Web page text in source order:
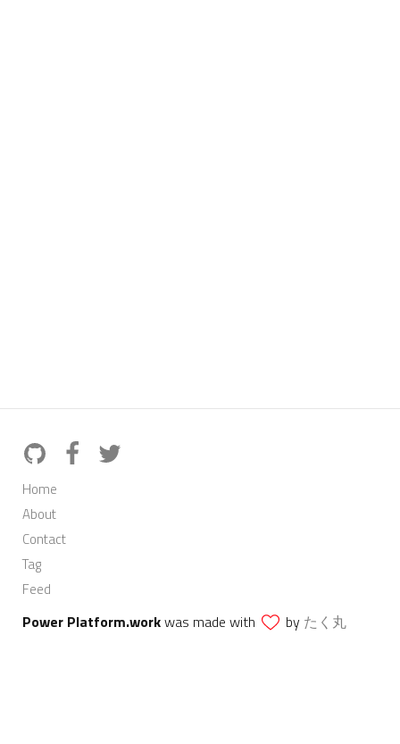
Home
About
Contact
Tag
Feed
Power Platform.workwas made with by たく丸